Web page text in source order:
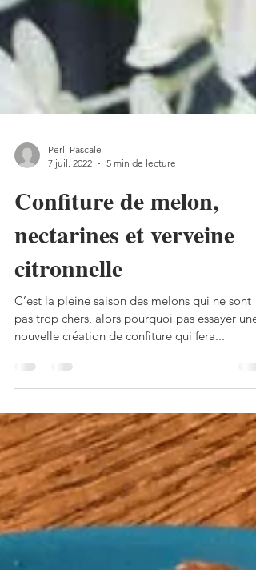
7 juil. 2022
5 min de lecture
Confiture de melon,
nectarines et verveine
citronnelle
C’est la pleine saison des melons qui ne sont
pas trop chers, alors pourquoi pas essayer une